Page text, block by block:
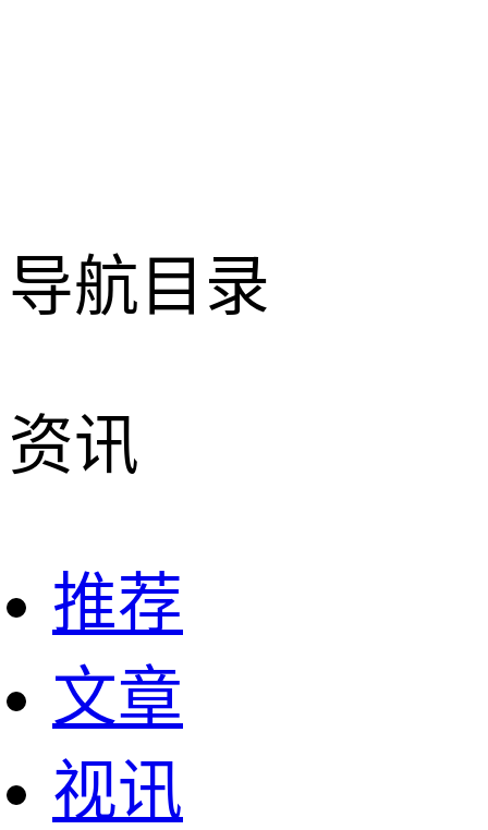
导航目录
资讯
推荐
文章
视讯